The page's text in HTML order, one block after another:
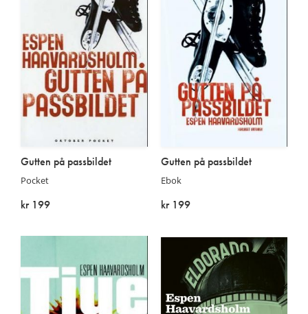
Gutten på passbildet
Pocket
kr 199
Gutten på passbildet
Ebok
kr 199